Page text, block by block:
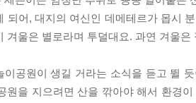
되어, 대지의 여신인 데메테르가 몹시
겨울은 별로라며 투덜대요. 과연 겨울
이공원이 생길 거라는 소식을 듣고 뛸
원을 지으려면 산을 깎아야 해서 환경